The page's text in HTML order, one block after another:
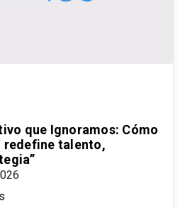
que Ignoramos: Cómo
redefine talento,